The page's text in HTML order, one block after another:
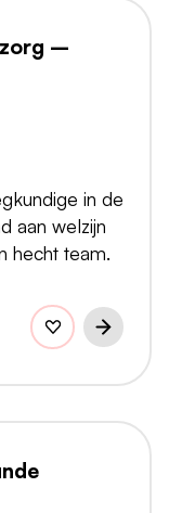
–
in de
aan welzijn
hecht team.